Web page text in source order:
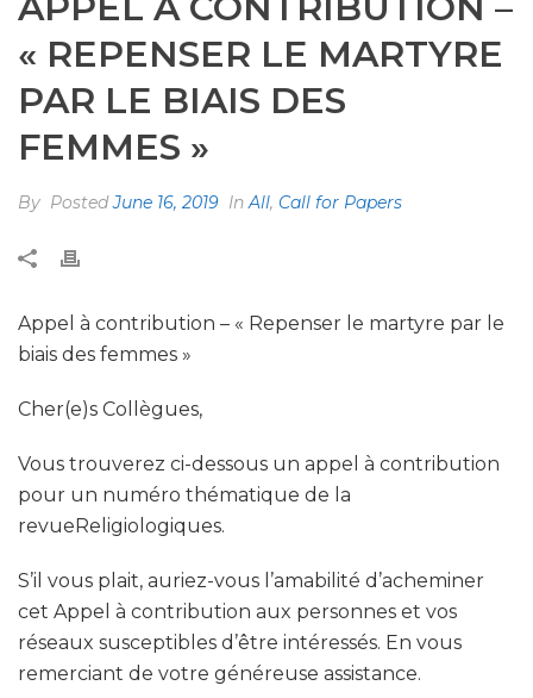
« REPENSER LE MARTYRE
PAR LE BIAIS DES
FEMMES »
By PostedJune 16, 2019 InAll, Call for Papers
Appel à contribution – « Repenser le martyre par le
biais des femmes »
Cher(e)s Collègues,
Vous trouverez ci-dessous un appel à contribution
pour un numéro thématique de la
revueReligiologiques.
S’il vous plait, auriez-vous l’amabilité d’acheminer
cet Appel à contribution aux personnes et vos
réseaux susceptibles d’être intéressés. En vous
remerciant de votre généreuse assistance.